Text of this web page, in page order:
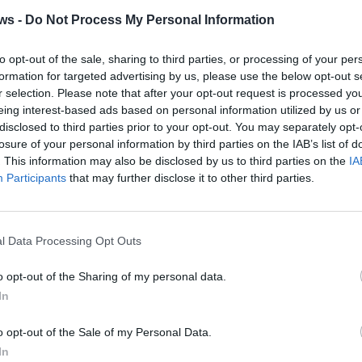
- Do Not Process My Personal Information
opt-out of the sale, sharing to third parties, or processing of your
for targeted advertising by us, please use the below opt-out
selection. Please note that after your opt-out request is processed
interest-based ads based on personal information utilized by us
to third parties prior to your opt-out. You may separately
of your personal information by third parties on the IAB’s list of
This information may also be disclosed by us to third parties on the
Participants that may further disclose it to other third parties.
Data Processing Opt Outs
opt-out of the Sharing of my personal data.
opt-out of the Sale of my Personal Data.
Tutti gli eventi
diagostoa Materia
crediamo che una buona informazione
vita di tutti. Ogni giorno lavoriamo cercando di
critico.
»